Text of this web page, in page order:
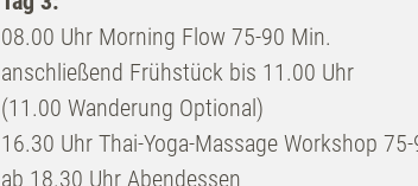
08.00 Uhr Morning Flow 75-90 Min.
anschließend Frühstück bis 11.00 Uhr
(11.00 Wanderung Optional)
16.30 Uhr Thai-Yoga-Massage Workshop
ab 18.30 Uhr Abendessen